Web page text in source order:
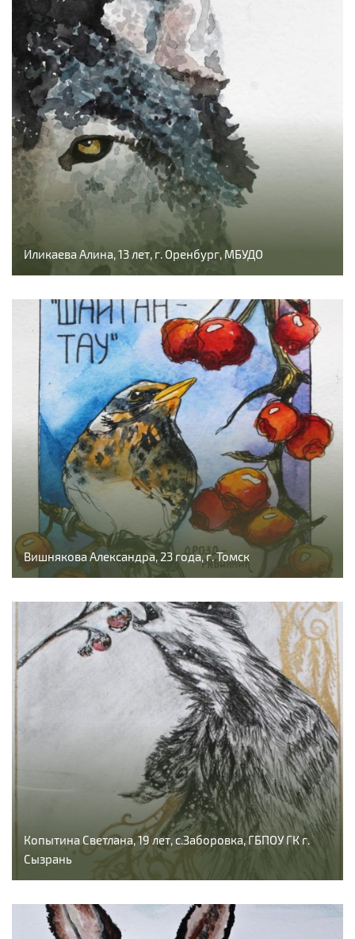
Иликаева Алина, 13 лет, г. Оренбург, МБУДО
Вишнякова Александра, 23 года, г. Томск
Копытина Светлана, 19 лет, с.Заборовка, ГБПОУ ГК г.
Сызрань